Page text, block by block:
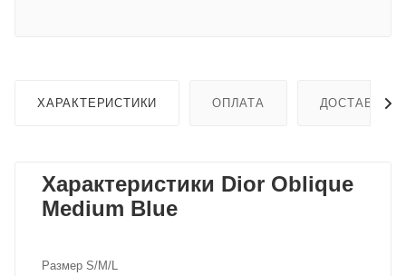
ХАРАКТЕРИСТИКИ ОПЛАТА ДОСТАВКА
Характеристики Dior Oblique
Medium Blue
Размер S/M/L